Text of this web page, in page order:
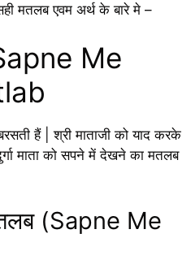
मतलब एवम अर्थ के बारे मे –
Me
हैं | श्री माताजी को याद करके
माता को सपने में देखने का मतलब
(Sapne Me